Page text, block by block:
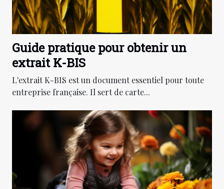
Guide pratique pour obtenir un
extrait K-BIS
L'extrait K-BIS est un document essentiel pour toute
entreprise française. Il sert de carte...